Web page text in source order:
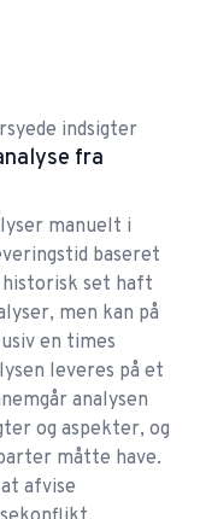
vores
derfor ud til
8 måneder har
dialog,
Jeg har
har været
dialogsøgende
spørgsmål.
med anden
det første
så vigtigt at
Bonzer har
og
teksterne
indsigter
fra
manuelt i
baseret
set haft
men kan på
en times
leveres på et
analysen
og aspekter, og
måtte have.
afvise